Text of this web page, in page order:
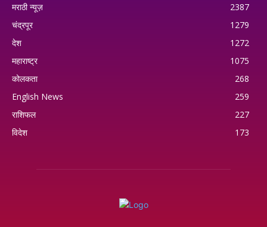
मराठी न्यूज़
2387
चंद्रपूर
1279
देश
1272
महाराष्ट्र
1075
कोलकता
268
English News
259
राशिफल
227
विदेश
173